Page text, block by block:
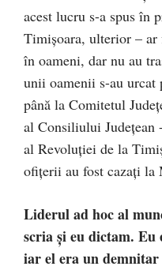
acest lucru s-a spus în
Timișoara, ulterior –
în oameni, dar nu au
unii oamenii s-au urcat
până la Comitetul
al Consiliului Județean
al Revoluției de la
ofițerii au fost cazați la
Liderul ad hoc al
scria și eu dictam.
iar el era un